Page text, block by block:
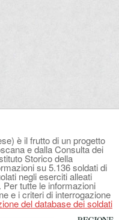
è il frutto di un progetto
e dalla Consulta dei
Storico della
su 5.136 soldati di
negli eserciti alleati
tutte le informazioni
e i criteri di interrogazione
del database dei soldati